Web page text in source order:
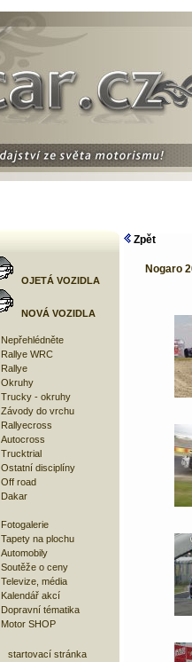
OJETÁ VOZIDLA
NOVÁ VOZIDLA
Nepřehlédněte
Rallye WRC
Rallye
Okruhy
Trucky - okruhy
Závody do vrchu
Rallyecross
Autocross
Trucktrial
Ostatní disciplíny
Off road
Dakar
Fotogalerie
Tapety na plochu
Automobily
Soutěže o ceny
Televize, média
Kalendář akcí
Dopravní tématika
Motor SHOP
startovací stránka
Zpět
Nogaro